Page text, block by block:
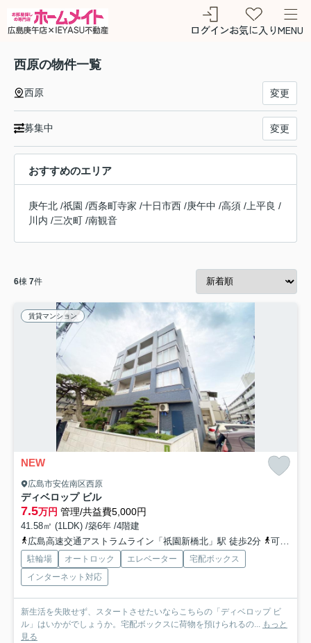
ログインお気に入りMENU
西原の物件一覧
西原 変更
募集中 変更
おすすめのエリア
庚午北 /祇園 /西条町寺家 /十日市西 /庚午中 /高須 / 上平良 /
川内 /三次町 /南観音
6棟 7件
賃貸マンション
NEW
広島市安佐南区西原
ディベロップ ビル
7.5万円 管理/共益費5,000円
41.58㎡ (1LDK) /築6年 /4階建
広島高速交通アストラムライン「祇園新橋北」駅 徒歩2分
可部線「下祇園」駅 徒歩12分
駐輪場 オートロック エレベーター
宅配ボックス
インターネット対応
新生活を失敗せず、スタートさせたいならこちらの「ディベロップ ビ
ル」はいかがでしょうか。宅配ボックスに荷物を預けられるの...
もっと
見る